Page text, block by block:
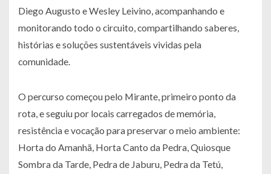
Diego Augusto e Wesley Leivino, acompanhando e
monitorando todo o circuito, compartilhando saberes,
histórias e soluções sustentáveis vividas pela
comunidade.
O percurso começou pelo Mirante, primeiro ponto da
rota, e seguiu por locais carregados de memória,
resistência e vocação para preservar o meio ambiente:
Horta do Amanhã, Horta Canto da Pedra, Quiosque
Sombra da Tarde, Pedra de Jaburu, Pedra da Tetú,